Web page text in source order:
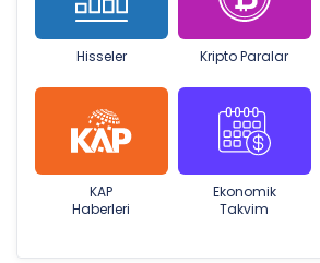
Hisseler Kripto Paralar
KAP
Haberleri
Ekonomik
Takvim